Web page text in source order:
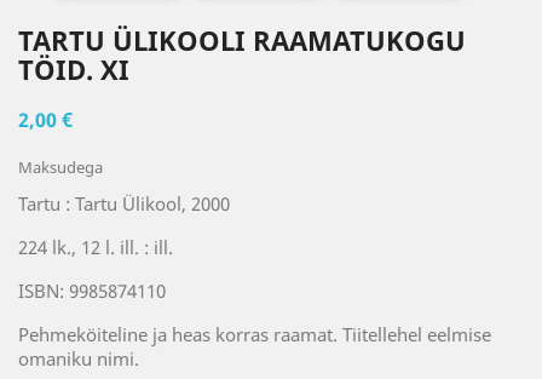
TARTU ÜLIKOOLI RAAMATUKOGU
TÖID. XI
2,00 €
Maksudega
Tartu : Tartu Ülikool, 2000
224 lk., 12 l. ill. : ill.
ISBN: 9985874110
Pehmeköiteline ja heas korras raamat. Tiitellehel eelmise
omaniku nimi.